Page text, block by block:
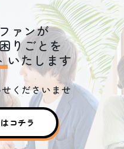
ァンが
りごとを
いたします
くださいませ
コチラ